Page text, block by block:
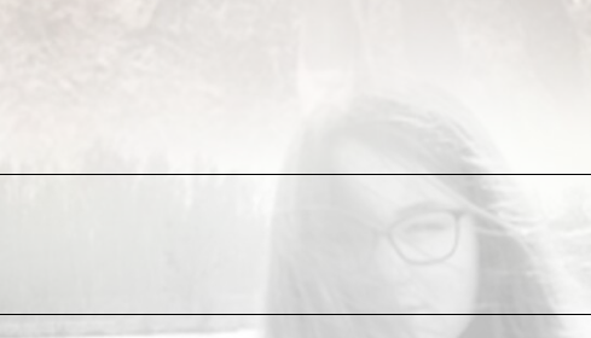
Газа нет. Пенсий скоро не будет. Наркотрафик правит
Мы не можем вот так вот взять и признать, что были
и обернулись полными банкротами, по всем статьям.
обывателя. Мы не сольёмся и не сдадимся. Мы будем
наши дружные евро-ряды.
Следующим этапом этого масштабного действа, как в
коллектив»: мы требуем перекрыть фонтан